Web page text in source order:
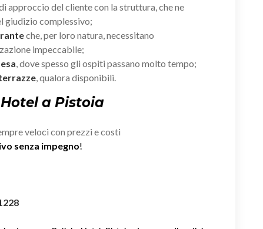
approccio del cliente con la struttura, che ne
giudizio complessivo;
che, per loro natura, necessitano
impeccabile;
, dove spesso gli ospiti passano molto tempo;
, qualora disponibili.
a Pistoia
veloci con prezzi e costi
senza impegno!